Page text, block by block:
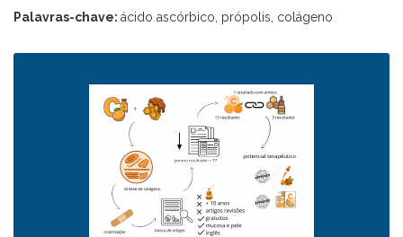
Palavras-chave: ácido ascórbico, própolis, colágeno